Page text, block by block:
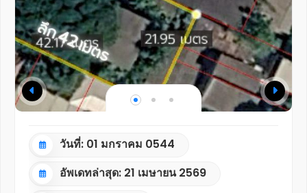
วันที่: 01 มกราคม 0544
อัพเดทล่าสุด: 21 เมษายน 2569